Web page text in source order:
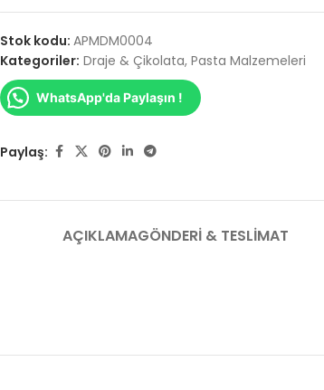
Stok kodu:APMDM0004
Kategoriler: Draje & Çikolata, Pasta Malzemeleri
WhatsApp'da Paylaşın !
Paylaş:
AÇIKLAMAGÖNDERI & TESLIMAT